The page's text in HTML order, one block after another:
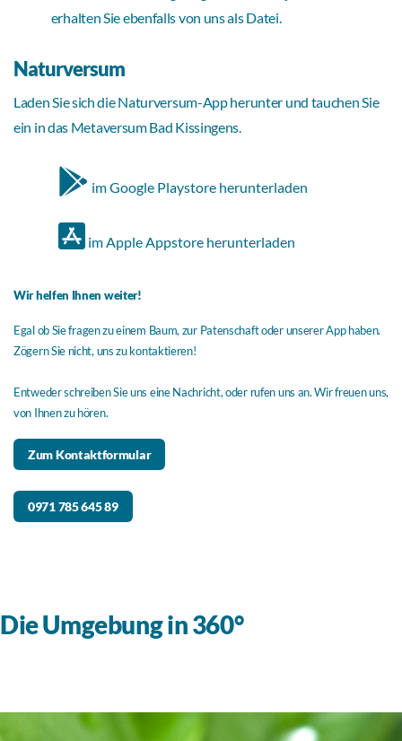
erhalten Sie ebenfalls von uns als Datei.
Naturversum
Laden Sie sich die Naturversum-App herunter und tauchen Sie
ein in das Metaversum Bad Kissingens.
im Google Playstore herunterladen
im Apple Appstore herunterladen
Wir helfen Ihnen weiter!
Egal ob Sie fragen zu einem Baum, zur Patenschaft oder unserer App haben.
Zögern Sie nicht, uns zu kontaktieren!
Entweder schreiben Sie uns eine Nachricht, oder rufen uns an. Wir freuen uns,
von Ihnen zu hören.
Zum Kontaktformular
0971 785 645 89
Die Umgebung in 360°